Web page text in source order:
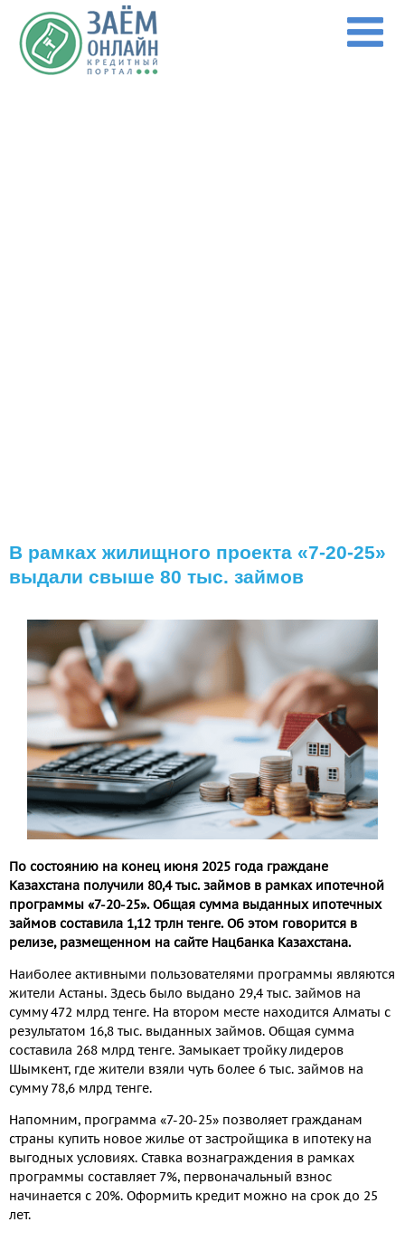
Перейти к основному содержанию
В рамках жилищного проекта «7-20-25»
выдали свыше 80 тыс. займов
По состоянию на конец июня 2025 года граждане
Казахстана получили 80,4 тыс. займов в рамках ипотечной
программы «7-20-25». Общая сумма выданных ипотечных
займов составила 1,12 трлн тенге. Об этом говорится в
релизе, размещенном на сайте Нацбанка Казахстана.
Наиболее активными пользователями программы являются
жители Астаны. Здесь было выдано 29,4 тыс. займов на
сумму 472 млрд тенге. На втором месте находится Алматы с
результатом 16,8 тыс. выданных займов. Общая сумма
составила 268 млрд тенге. Замыкает тройку лидеров
Шымкент, где жители взяли чуть более 6 тыс. займов на
сумму 78,6 млрд тенге.
Напомним, программа «7-20-25» позволяет гражданам
страны купить новое жилье от застройщика в ипотеку на
выгодных условиях. Ставка вознаграждения в рамках
программы составляет 7%, первоначальный взнос
начинается с 20%. Оформить кредит можно на срок до 25
лет.